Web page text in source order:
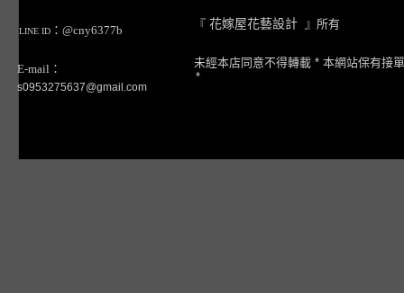
LINE ID ：@cny6377b
E-mail：
s0953275637@gmail.com
『 花嫁屋花藝設計 』所有
未經本店同意不得轉載 * 本網站保有接
*